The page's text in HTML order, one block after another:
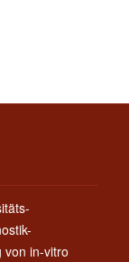
von in-vitro